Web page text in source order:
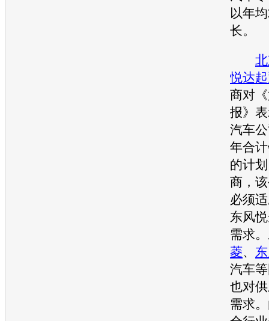
以年
长。
悦达
商对
报》
汽车
年合
的计
商，
必须
东风
需求
菱、
汽车
也对
需求